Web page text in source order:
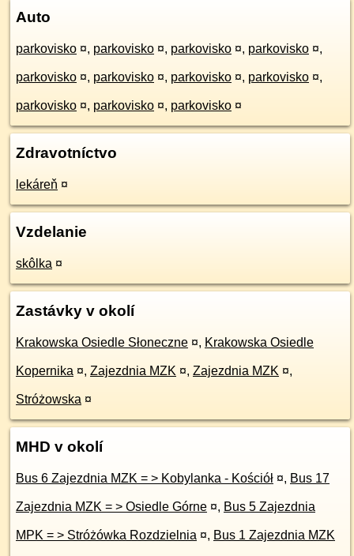
Auto
parkovisko ¤, parkovisko ¤, parkovisko ¤, parkovisko ¤,
parkovisko ¤, parkovisko ¤, parkovisko ¤, parkovisko ¤,
parkovisko ¤, parkovisko ¤, parkovisko ¤
Zdravotníctvo
lekáreň ¤
Vzdelanie
skôlka ¤
Zastávky v okolí
Krakowska Osiedle Słoneczne ¤, Krakowska Osiedle
Kopernika ¤, Zajezdnia MZK ¤, Zajezdnia MZK ¤,
Stróżowska ¤
MHD v okolí
Bus 6 Zajezdnia MZK = > Kobylanka - Kościół ¤, Bus 17
Zajezdnia MZK = > Osiedle Górne ¤, Bus 5 Zajezdnia
MPK = > Stróżówka Rozdzielnia ¤, Bus 1 Zajezdnia MZK